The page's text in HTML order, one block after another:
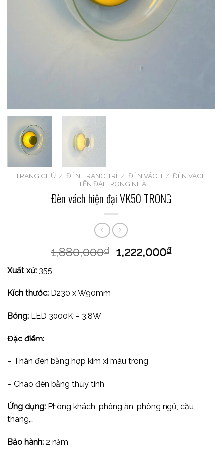
TRANG CHỦ / ĐÈN TRANG TRÍ / ĐÈN VÁCH / ĐÈN VÁCH
HIỆN ĐẠI TRONG NHÀ
Đèn vách hiện đại VK50 TRONG
1,880,000₫ 1,222,000₫
Xuất xứ: 355
Kích thước: D230 x W90mm
Bóng: LED 3000K – 3,8W
Đặc điểm:
– Thân đèn bằng hợp kim xi màu trong
– Chao đèn bằng thủy tinh
Ứng dụng: Phòng khách, phòng ăn, phòng ngủ, cầu
thang,…
Bảo hành: 2 năm